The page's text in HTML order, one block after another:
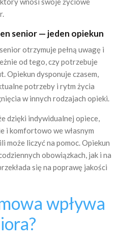
senior — jeden opiekun
otrzymuje pełną uwagę i
od tego, czy potrzebuje
Opiekun dysponuje czasem,
potrzeby i rytm życia
w innych rodzajach opieki.
dzięki indywidualnej opiece,
i komfortowo we własnym
może liczyć na pomoc. Opiekun
obowiązkach, jak i na
się na poprawę jakości
wpływa